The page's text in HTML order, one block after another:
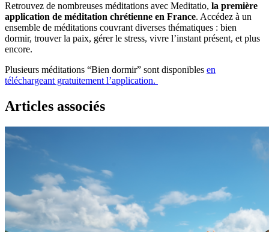
Retrouvez de nombreuses méditations avec Meditatio, la première
application de méditation chrétienne en France. Accédez à un
ensemble de méditations couvrant diverses thématiques : bien
dormir, trouver la paix, gérer le stress, vivre l’instant présent, et plus
encore.
Plusieurs méditations “Bien dormir” sont disponibles en
téléchargeant gratuitement l’application.
Articles associés